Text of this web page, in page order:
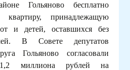
Гольяново бесплатно
квартиру, принадлежащую
и детей, оставшихся без
В Совете депутатов
Гольяново согласовали
миллиона рублей на